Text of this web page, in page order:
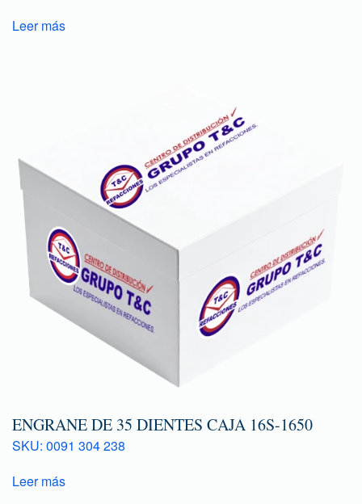
Leer más
ENGRANE DE 35 DIENTES CAJA 16S-1650
SKU: 0091 304 238
Leer más